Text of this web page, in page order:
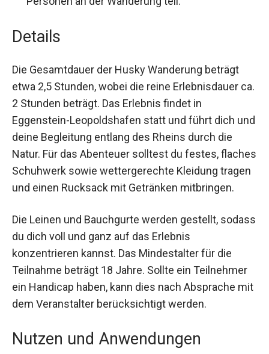
Personen konzipiert, es nehmen insgesamt 2-
5 Personen an der Wanderung teil.
Details
Die Gesamtdauer der Husky Wanderung beträgt
etwa 2,5 Stunden, wobei die reine Erlebnisdauer
ca. 2 Stunden beträgt. Das Erlebnis findet in
Eggenstein-Leopoldshafen statt und führt dich
und deine Begleitung entlang des Rheins durch
flaches Schuhwerk sowie wettergerechte
Kleidung tragen und einen Rucksack mit
Getränken mitbringen.
Die Leinen und Bauchgurte werden gestellt,
sodass du dich voll und ganz auf das Erlebnis
Teilnahme beträgt 18 Jahre. Sollte ein Teilnehmer
ein Handicap haben, kann dies nach Absprache